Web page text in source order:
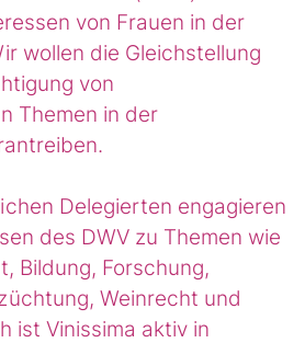
von Frauen in der
wollen die Gleichstellung
von
Themen in der
Delegierten engagieren
des DWV zu Themen wie
Bildung, Forschung,
Weinrecht und
ist Vinissima aktiv in